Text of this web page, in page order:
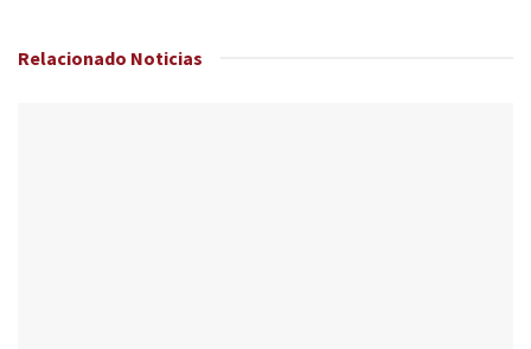
Relacionado Noticias